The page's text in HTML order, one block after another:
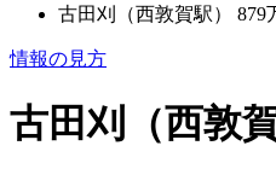
古田刈（西敦賀駅） 879
情報の見方
古田刈（西敦